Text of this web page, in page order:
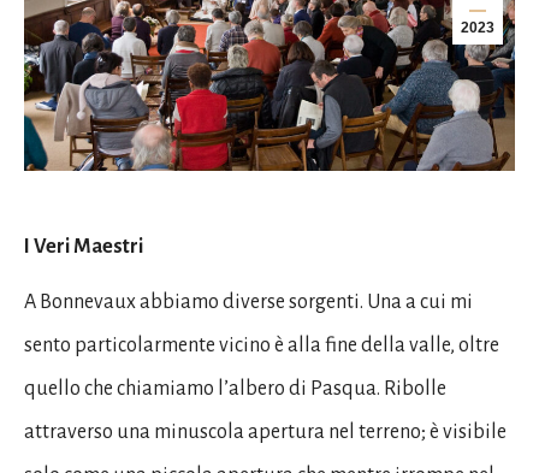
2023
I Veri Maestri
A Bonnevaux abbiamo diverse sorgenti. Una a cui mi
sento particolarmente vicino è alla fine della valle, oltre
quello che chiamiamo l’albero di Pasqua. Ribolle
attraverso una minuscola apertura nel terreno; è visibile